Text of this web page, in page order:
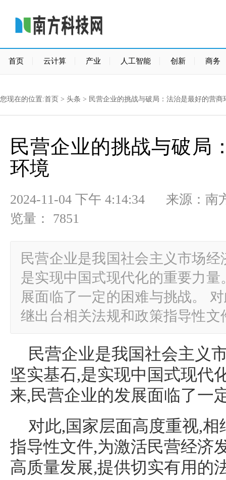
首页 云计算 产业 人工智能 创新 商务
您现在的位置:首页 > 头条 > 民营企业的挑战与破局：法治是最好的营商
民营企业的挑战与破局
环境
2024-11-04 下午 4:14:34 来源
览量： 7851
民营企业是我国社会主义市场
是实现中国式现代化的重要力
展面临了一定的困难与挑战。
继出台相关法规和政策指导性
民营企业是我国社会主义
坚实基石,是实现中国式现代
来,民营企业的发展面临了一
对此,国家层面高度重视,
指导性文件,为激活民营经济
高质量发展,提供切实有用的